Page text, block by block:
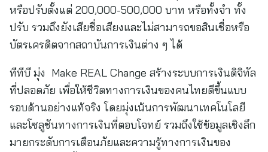
หรือปรับตั้งแต่ 200,000-500,000 บาท หรือทั้งจำ ทั้ง
ปรับ รวมถึงยังเสียชื่อเสียงและไม่สามารถขอสินเชื่อหรือ
บัตรเครดิตจากสถาบันการเงินต่าง ๆ ได้
ทีทีบี มุ่ง Make REAL Change สร้างระบบการเงินดิจิทัล
ที่ปลอดภัย เพื่อให้ชีวิตทางการเงินของคนไทยดีขึ้นแบบ
รอบด้านอย่างแท้จริง โดยมุ่งเน้นการพัฒนาเทคโนโลยี
และโซลูชันทางการเงินที่ตอบโจทย์ รวมถึงใช้ข้อมูลเชิงลึก
มายกระดับการเตือนภัยและความรู้ทางการเงินของ